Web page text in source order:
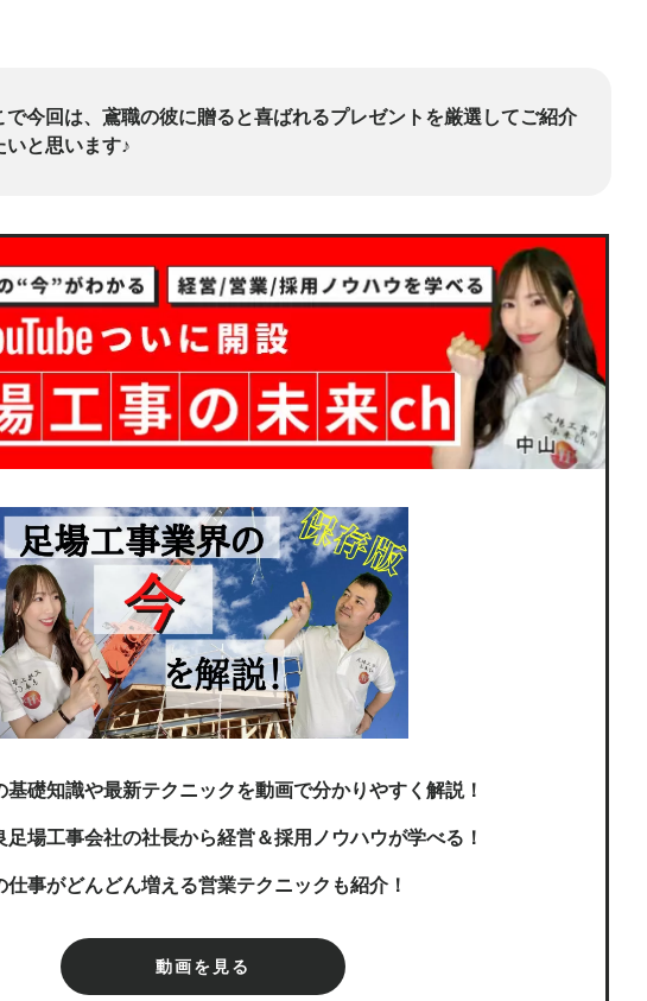
で今回は、鳶職の彼に贈ると喜ばれるプレゼントを厳選してご紹介
いと思います♪
基礎知識や最新テクニックを動画で分かりやすく解説！
足場工事会社の社長から経営＆採用ノウハウが学べる！
仕事がどんどん増える営業テクニックも紹介！
動画を見る